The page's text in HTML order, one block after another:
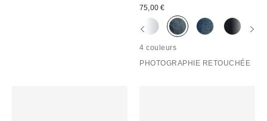
75,00 €
4 couleurs
PHOTOGRAPHIE RETOUCHÉE